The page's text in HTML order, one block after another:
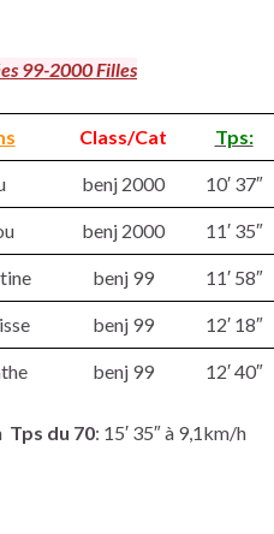
99-2000 Filles
Class/Cat Tps:
benj 2000 10′ 37″
benj 2000 11′ 35″
benj 99 11′ 58″
benj 99 12′ 18″
benj 99 12′ 40″
Tps du 70: 15′ 35″ à 9,1km/h